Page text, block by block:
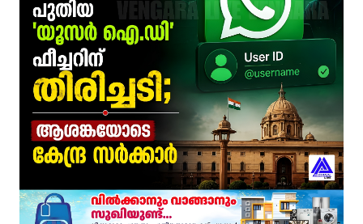
കരിപ്പൂർ വിമാന ദുരന്തത്തിന് ഇന്ന് 6 വയസ്സ്; വലിയ വിമാനങ്ങളുടെ
ജോലിസ്ഥലത്ത് വെള്ളപ്പൊക്കം; അസമിൽ മരിച്ച തിരൂരങ്ങാടി
പായലും ചെളിയും മൂടി റോഡുകൾ; പ്രളയാനന്തര ജാഗ്രതയിൽ
ക്ഷേമ പെൻഷൻ ഇനി വീടുകളിലെത്തില്ല; സഹകരണ സംഘങ്ങളെ
പാണക്കാട് എടയപ്പാലം മണ്ണിടിച്ചിൽ രക്ഷാപ്രവർത്തനം: മികച്ച
വേങ്ങരയിൽ പ്രളയബാധിത മേഖലകളിൽ എലിപ്പനി പ്രതിരോധ
ഭിന്നശേഷി സമഗ്ര വിവരശേഖരണം: വേങ്ങരയിൽ ‘സഹജീവനം’
പൈതൃക യാത്രയോടെ വേങ്ങര മേഖല എസ്.ജെ.എം മുഅല്ലിം
കൂരിയാട് വ്യാപാരി വ്യവസായി ഏകോപന സമിതിയുടെ
വേങ്ങരയിൽ എസ്.ജെ.എം മേഖല മുഅല്ലിം സമ്മേളനവും അവാർഡ്